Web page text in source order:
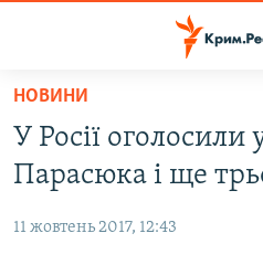
Перейти
основного
матеріалу
Перейти
до
ВІДЕО ТА ФОТО
ПОЛІТИКА
НОВИНИ
У Росії
Парасюка і ще
11 жовтень 2017, 12:43